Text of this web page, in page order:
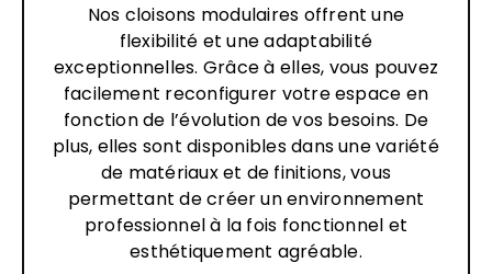
Nos cloisons modulaires offrent une
flexibilité et une adaptabilité
exceptionnelles. Grâce à elles, vous pouvez
facilement reconfigurer votre espace en
fonction de l’évolution de vos besoins. De
plus, elles sont disponibles dans une variété
de matériaux et de finitions, vous
permettant de créer un environnement
professionnel à la fois fonctionnel et
esthétiquement agréable.